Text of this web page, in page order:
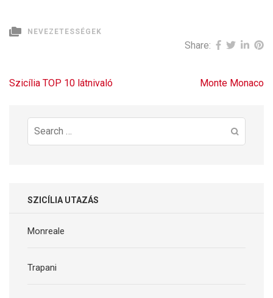
NEVEZETESSÉGEK
Share:
Bejegyzés
Szicília TOP 10 látnivaló Monte Monaco
Search
for:
SZICÍLIA UTAZÁS
Monreale
Trapani